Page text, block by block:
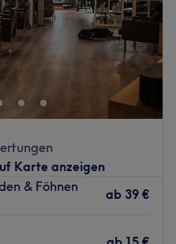
Karte anzeigen
& Föhnen
ab 39 €